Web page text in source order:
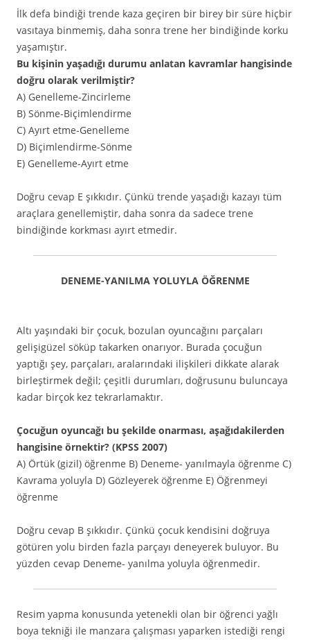
İlk defa bindiği trende kaza geçiren bir birey bir süre hiçbir
vasıtaya binmemiş, daha sonra trene her bindiğinde korku
yaşamıştır.
Bu kişinin yaşadığı durumu anlatan kavramlar hangisinde
doğru olarak verilmiştir?
A) Genelleme-Zincirleme
B) Sönme-Biçimlendirme
C) Ayırt etme-Genelleme
D) Biçimlendirme-Sönme
E) Genelleme-Ayırt etme
Doğru cevap E şıkkıdır. Çünkü trende yaşadığı kazayı tüm
araçlara genellemiştir, daha sonra da sadece trene
bindiğinde korkması ayırt etmedir.
DENEME-YANILMA YOLUYLA ÖĞRENME
Altı yaşındaki bir çocuk, bozulan oyuncağını parçaları
gelişigüzel söküp takarken onarıyor. Burada çocuğun
yaptığı şey, parçaları, aralarındaki ilişkileri dikkate alarak
birleştirmek değil; çeşitli durumları, doğrusunu buluncaya
kadar birçok kez tekrarlamaktır.
Çocuğun oyuncağı bu şekilde onarması, aşağıdakilerden
hangisine örnektir? (KPSS 2007)
A) Örtük (gizil) öğrenme B) Deneme- yanılmayla öğrenme C)
Kavrama yoluyla D) Gözleyerek öğrenme E) Öğrenmeyi
öğrenme
Doğru cevap B şıkkıdır. Çünkü çocuk kendisini doğruya
götüren yolu birden fazla parçayı deneyerek buluyor. Bu
yüzden cevap Deneme- yanılma yoluyla öğrenmedir.
Resim yapma konusunda yetenekli olan bir öğrenci yağlı
boya tekniği ile manzara çalışması yaparken istediği rengi